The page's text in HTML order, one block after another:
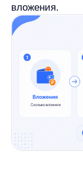
Проект мог не
отдачи тоже
С оценкой
Один и тот же
одного бизнеса
На оценку
длительность
риск проекта;
сезонность;